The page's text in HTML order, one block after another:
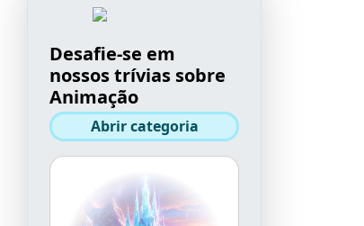
Desafie-se em
nossos trívias sobre
Animação
Abrir categoria